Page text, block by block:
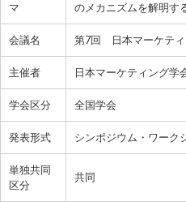
マ
のメカニズムを解明す
会議名 第7回 日本マーケティ
主催者 日本マーケティング学
学会区分 全国学会
発表形式 シンポジウム・ワーク
単独共同
区分
共同